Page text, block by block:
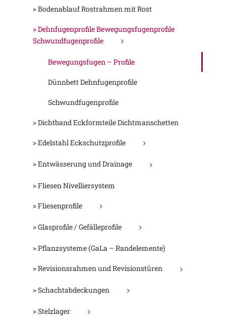
> Bodenablauf Rostrahmen mit Rost
> Dehnfugenprofile Bewegungsfugenprofile
Schwundfugenprofile
Bewegungsfugen – Profile
Dünnbett Dehnfugenprofile
Schwundfugenprofile
> Dichtband Eckformteile Dichtmanschetten
> Edelstahl Eckschutzprofile
> Entwässerung und Drainage
> Fliesen Nivelliersystem
> Fliesenprofile
> Glasprofile / Gefälleprofile
> Pflanzsysteme (GaLa – Randelemente)
> Revisionsrahmen und Revisionstüren
> Schachtabdeckungen
> Stelzlager